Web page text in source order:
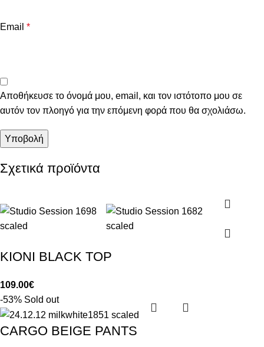
Email *
Αποθήκευσε το όνομά μου, email, και τον ιστότοπο μου σε
αυτόν τον πλοηγό για την επόμενη φορά που θα σχολιάσω.
Σχετικά προϊόντα
KIONI BLACK TOP
109.00€
-53% Sold out
CARGO BEIGE PANTS